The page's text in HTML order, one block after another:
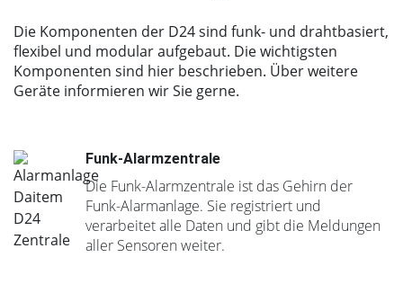
Die Komponenten der D24 sind funk- und drahtbasiert,
flexibel und modular aufgebaut. Die wichtigsten
Komponenten sind hier beschrieben. Über weitere
Geräte informieren wir Sie gerne.
Funk-Alarmzentrale
Die Funk-Alarmzentrale ist das Gehirn der
Funk-Alarmanlage. Sie registriert und
verarbeitet alle Daten und gibt die Meldungen
aller Sensoren weiter.